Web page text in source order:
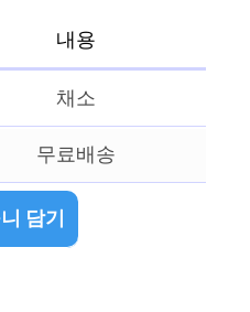
내용
채소
무료배송
담기